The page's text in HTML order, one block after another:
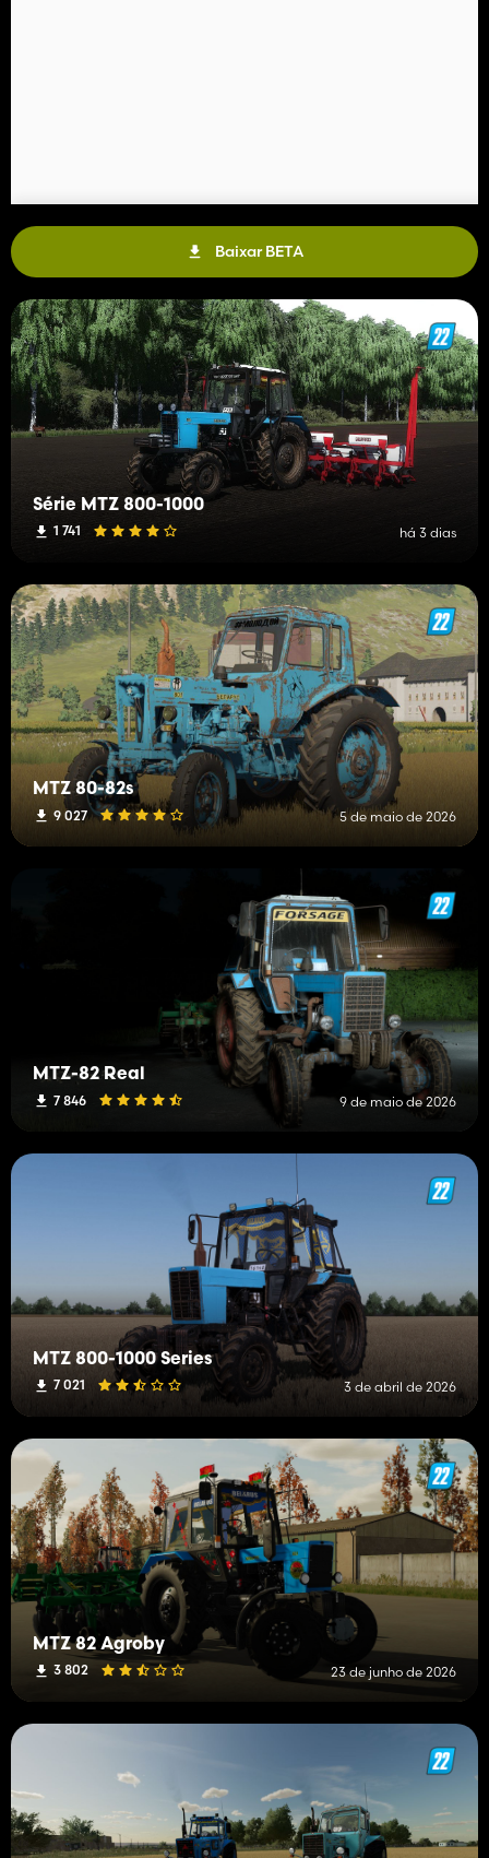
Baixar BETA
Série MTZ 800-1000
1 741 há 3 dias
MTZ 80-82s
9 027 5 de maio de 2026
MTZ-82 Real
7 846 9 de maio de 2026
MTZ 800-1000 Series
7 021 3 de abril de 2026
MTZ 82 Agroby
3 802 23 de junho de 2026